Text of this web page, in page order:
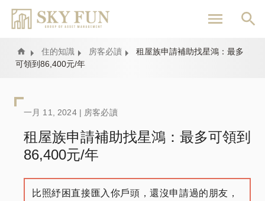
內
Home 住的知識 房客必讀
租屋族申請補助找星鴻：最多
可領到86,400元/年
一月 11, 2024 | 房客必讀
租屋族申請補助找星鴻：最多可領到
86,400元/年
比照紓困直接匯入你戶頭，還沒申請過的朋友，